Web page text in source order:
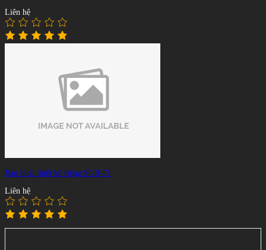
Liên hệ
Bàn bida thiết kế riêng SGB-71
Liên hệ